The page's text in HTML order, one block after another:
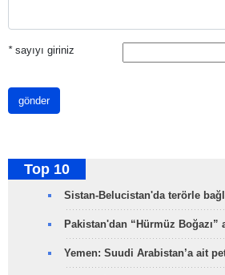
*sayıyı giriniz
gönder
Top 10
Sistan-Belucistan'da terörle
Pakistan'dan “Hürmüz Boğazı”
Yemen: Suudi Arabistan’a ait